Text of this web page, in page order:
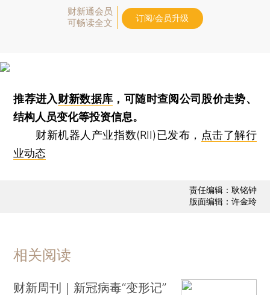
财新通会员
可畅读全文
订阅/会员升级
推荐进入财新数据库 ，可随时查阅公司股价走势、
结构人员变化等投资信息。
财新机器人产业指数(RII)已发布， 点击了解行
业动态
责任编辑：耿铭钟
版面编辑：许金玲
相关阅读
财新周刊｜新冠病毒“变形记”